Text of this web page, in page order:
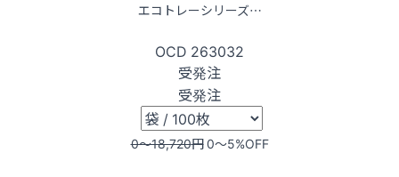
エコトレーシリーズ…
OCD 263032
受発注
受発注
0〜18,720円0〜5%OFF